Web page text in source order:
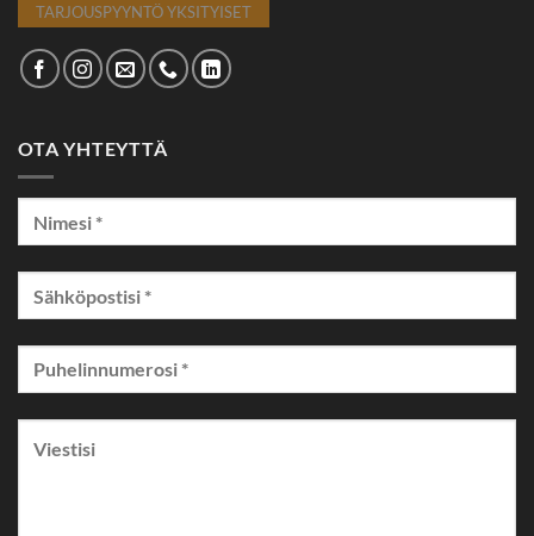
TARJOUSPYYNTÖ YKSITYISET
OTA YHTEYTTÄ